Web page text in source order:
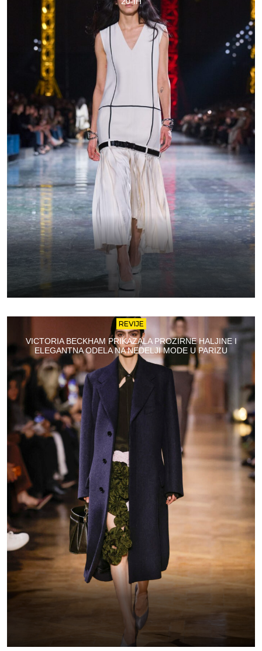
REVIJE
VICTORIA BECKHAM PRIKAZALA PROZIRNE HALJINE I
ELEGANTNA ODELA NA NEDELJI MODE U PARIZU